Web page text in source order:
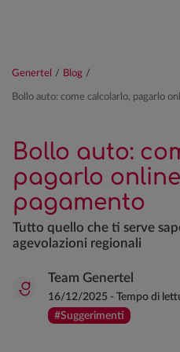
Genertel / Blog /
Bollo auto: come calcolarlo, pagarlo
Bollo auto:
pagarlo
pagamento
Tutto quello che ti serve
agevolazioni regionali
Team Genertel
#Suggerimenti
16/12/2025 - Tempo di